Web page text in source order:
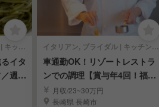
イタリアン, 洋食・西洋料理 | キッチンスタッフ
イタ
週休
イタリアン, ブライダル | キッチンスタッフ
車通勤OK！リゾートレストラ
ンでの調理【賞与年4回！福利
厚生・研修充実◎】
月収/23~30万円
長崎県 長崎市